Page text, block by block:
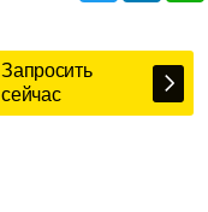
Запросить
сейчас